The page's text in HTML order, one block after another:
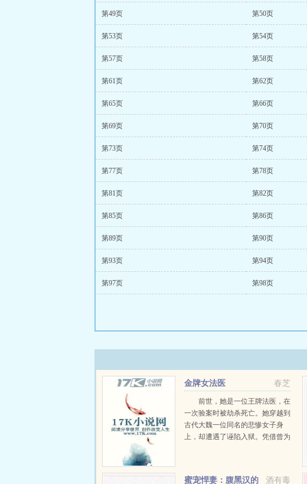
第49页 第50页
第53页 第54页
第57页 第58页
第61页 第62页
第65页 第66页
第69页 第70页
第73页 第74页
第77页 第78页
第81页 第82页
第85页 第86页
第89页 第90页
第93页 第94页
第97页 第98页
春芝
金牌女法医
前世，她是一位王牌法医，在
一次验案时被劫杀死亡。她穿越到
古代大魏一位同名的悲惨女子身
上，却遭遇了诬陷入狱。凭借曾为
酒有毒
蜜宠悍妻：腹黑汉的